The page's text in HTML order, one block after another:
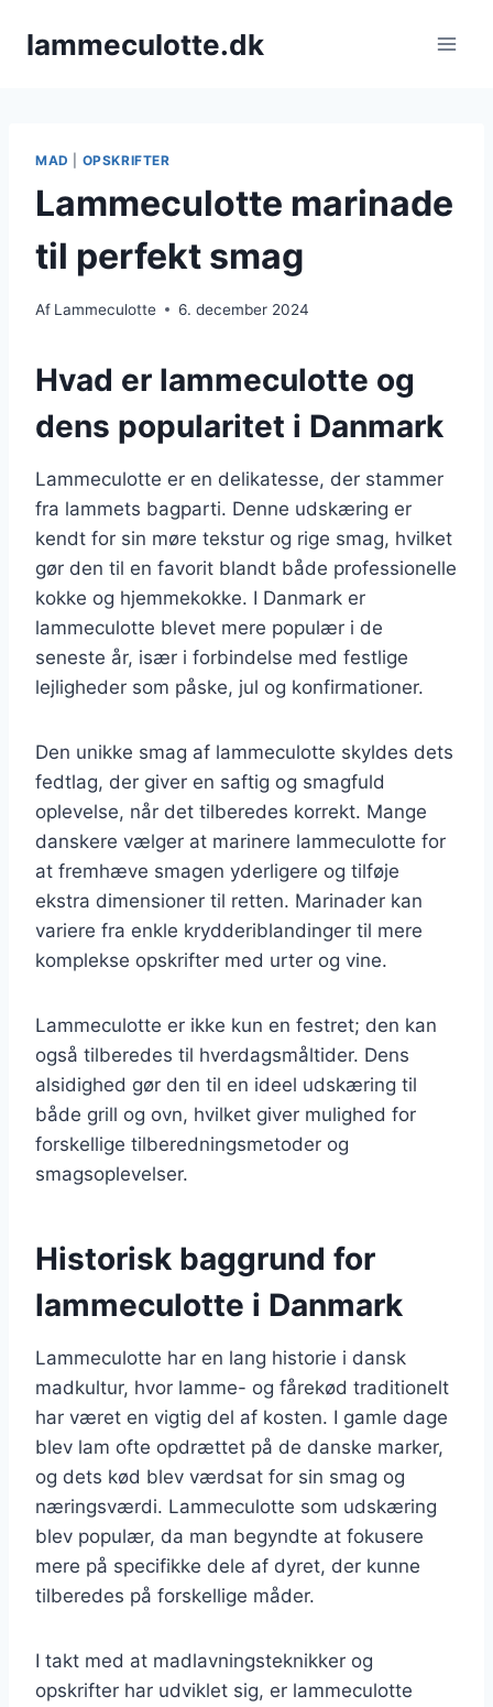
lammeculotte.dk
MAD OPSKRIFTER
Lammeculotte marinade
til perfekt smag
Af Lammeculotte 6. december 2024
Hvad er lammeculotte og
dens popularitet i Danmark
Lammeculotte er en delikatesse, der stammer
fra lammets bagparti. Denne udskæring er
kendt for sin møre tekstur og rige smag, hvilket
gør den til en favorit blandt både professionelle
kokke og hjemmekokke. I Danmark er
lammeculotte blevet mere populær i de
seneste år, især i forbindelse med festlige
lejligheder som påske, jul og konfirmationer.
Den unikke smag af lammeculotte skyldes dets
fedtlag, der giver en saftig og smagfuld
oplevelse, når det tilberedes korrekt. Mange
danskere vælger at marinere lammeculotte for
at fremhæve smagen yderligere og tilføje
ekstra dimensioner til retten. Marinader kan
variere fra enkle krydderiblandinger til mere
komplekse opskrifter med urter og vine.
Lammeculotte er ikke kun en festret; den kan
også tilberedes til hverdagsmåltider. Dens
alsidighed gør den til en ideel udskæring til
både grill og ovn, hvilket giver mulighed for
forskellige tilberedningsmetoder og
smagsoplevelser.
Historisk baggrund for
lammeculotte i Danmark
Lammeculotte har en lang historie i dansk
madkultur, hvor lamme- og fårekød traditionelt
har været en vigtig del af kosten. I gamle dage
blev lam ofte opdrættet på de danske marker,
og dets kød blev værdsat for sin smag og
næringsværdi. Lammeculotte som udskæring
blev populær, da man begyndte at fokusere
mere på specifikke dele af dyret, der kunne
tilberedes på forskellige måder.
I takt med at madlavningsteknikker og
opskrifter har udviklet sig, er lammeculotte